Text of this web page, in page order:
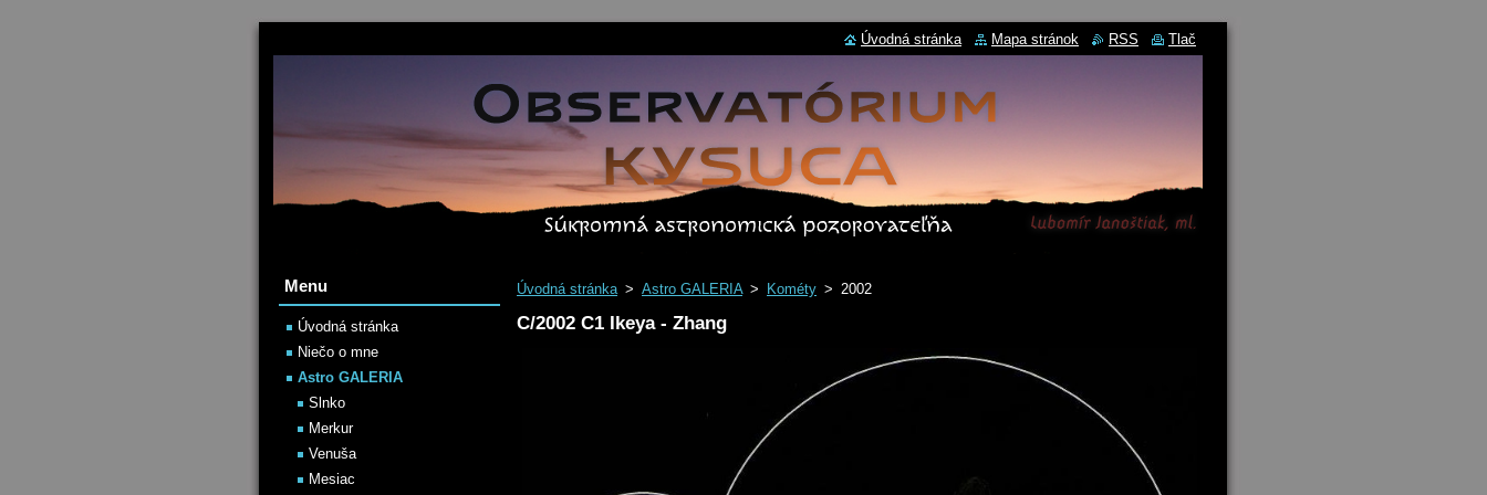
Úvodná stránka > Astro GALERIA > Kométy > 2002
C/2002 C1 Ikeya - Zhang
Menu
Úvodná stránka
Niečo o mne
Astro GALERIA
Slnko
Merkur
Venuša
Mesiac
Úvodná stránka Mapa stránok RSS Tlač